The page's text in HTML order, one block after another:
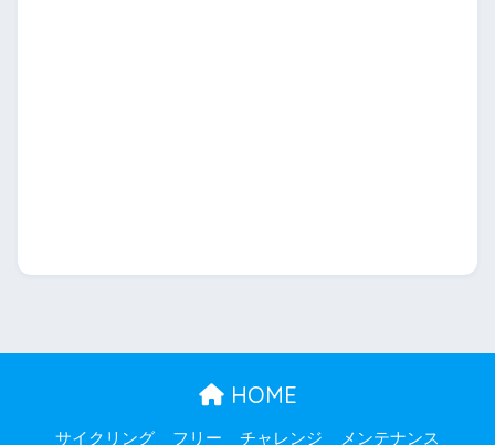
HOME
サイクリング フリー チャレンジ メンテナンス